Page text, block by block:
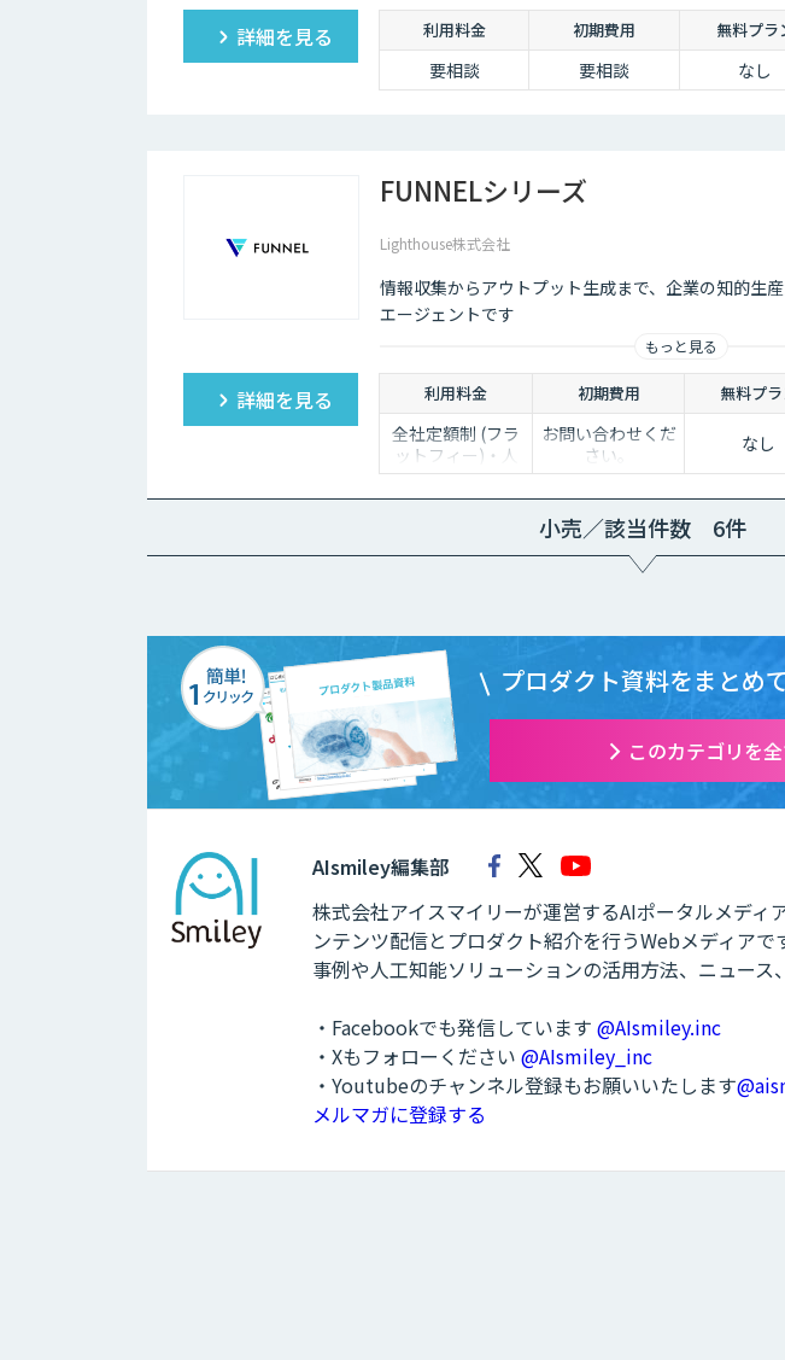
詳細を見る 利用料金 初期費用 無料プラ
要相談 要相談 なし
FUNNELシリーズ
Lighthouse株式会社
情報収集からアウトプット生成まで、企業の知的生
エージェントです
もっと見る
詳細を見る 利用料金 初期費用 無料プ
全社定額制 (フラ
ットフィー)・人
数無制限でご利用
いただけます。
お問い合わせくだ
さい。
なし
小売／該当件数 6件
プロダクト資料をまとめ
このカテゴリを
AIsmiley編集部
株式会社アイスマイリーが運営するAIポータルメディ
ンテンツ配信とプロダクト紹介を行うWebメディア
事例や人工知能ソリューションの活用方法、ニュース
・Facebookでも発信しています @AIsmiley.inc
・Xもフォローください @AIsmiley_inc
・Youtubeのチャンネル登録もお願いいたします
メルマガに登録する